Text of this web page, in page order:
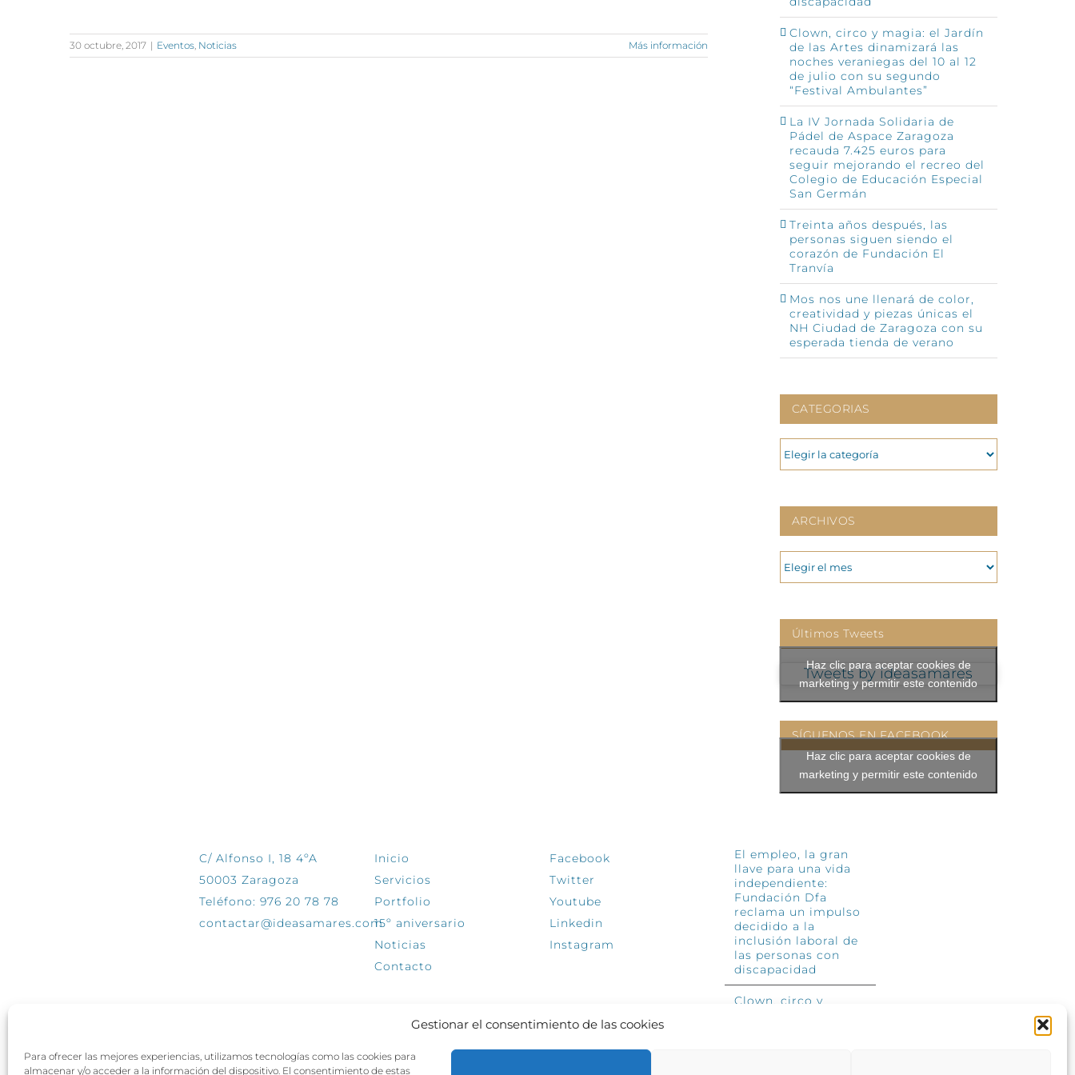
Gestionar el consentimiento de las cookies
Para ofrecer las mejores experiencias, utilizamos tecnologías como las cookies para
almacenar y/o acceder a la información del dispositivo. El consentimiento de estas
30 octubre, 2017 | Eventos, Noticias Más información
Clown, circo y magia: el Jardín
de las Artes dinamizará las
noches veraniegas del 10 al 12
de julio con su segundo
“Festival Ambulantes”
La IV Jornada Solidaria de
Pádel de Aspace Zaragoza
recauda 7.425 euros para
seguir mejorando el recreo del
Colegio de Educación Especial
San Germán
Treinta años después, las
personas siguen siendo el
corazón de Fundación El
Tranvía
Mos nos une llenará de color,
creatividad y piezas únicas el
NH Ciudad de Zaragoza con su
esperada tienda de verano
CATEGORIAS
CATEGORIAS
ARCHIVOS
ARCHIVOS
Últimos Tweets
Tweets by ideasamares
Haz clic para aceptar cookies de
marketing y permitir este contenido
SÍGUENOS EN FACEBOOK
Haz clic para aceptar cookies de
marketing y permitir este contenido
C/ Alfonso I, 18 4ºA
50003 Zaragoza
Teléfono: 976 20 78 78
contactar@ideasamares.com
Inicio
Servicios
Portfolio
15º aniversario
Noticias
Contacto
Facebook
Twitter
Youtube
Linkedin
Instagram
El empleo, la gran
llave para una vida
independiente:
Fundación Dfa
reclama un impulso
decidido a la
inclusión laboral de
las personas con
discapacidad
Clown, circo y